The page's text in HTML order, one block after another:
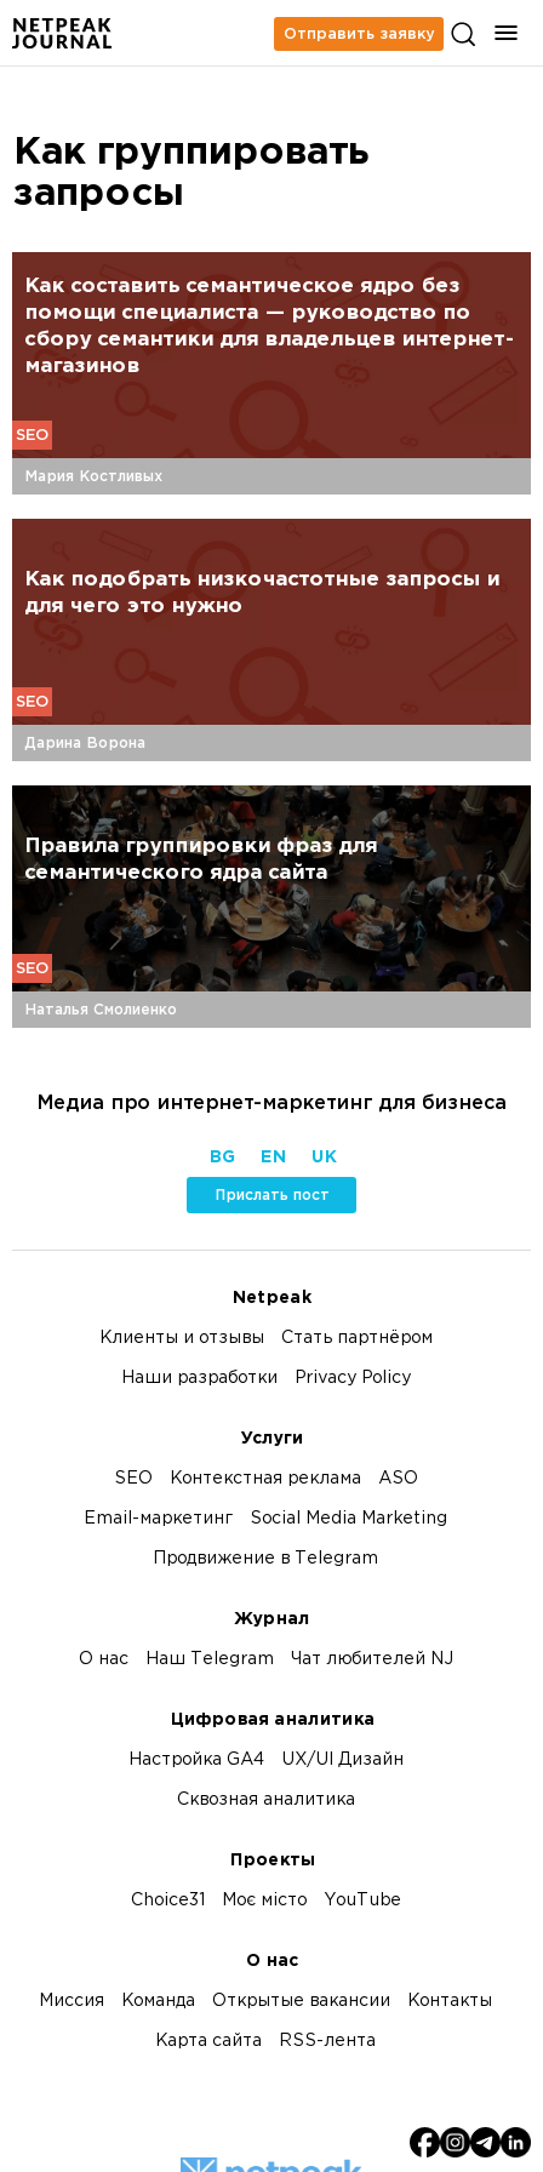
Отправить заявку
Как группировать
запросы
Как составить семантическое ядро без
помощи специалиста — руководство по
сбору семантики для владельцев интернет-
магазинов
SEO
Мария Костливых
Как подобрать низкочастотные запросы и
для чего это нужно
SEO
Дарина Ворона
Правила группировки фраз для
семантического ядра сайта
SEO
Наталья Смолиенко
Медиа про интернет-маркетинг для бизнеса
BG EN UK
Прислать пост
Netpeak
Клиенты и отзывы Стать партнёром
Наши разработки Privacy Policy
Услуги
SEO Контекстная реклама ASO
Email-маркетинг Social Media Marketing
Продвижение в Telegram
Журнал
О нас Наш Telegram Чат любителей NJ
Цифровая аналитика
Настройка GA4 UX/UI Дизайн
Сквозная аналитика
Проекты
Choice31 Моє місто YouTube
О нас
Миссия Команда Открытые вакансии Контакты
Карта сайта RSS-лента